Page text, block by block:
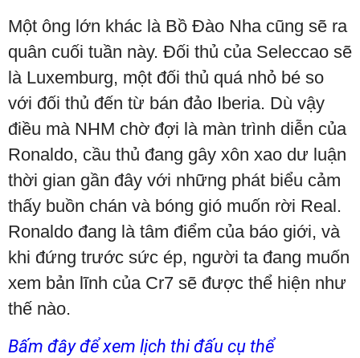
Một ông lớn khác là Bồ Đào Nha cũng sẽ ra
quân cuối tuần này. Đối thủ của Seleccao sẽ
là Luxemburg, một đối thủ quá nhỏ bé so
với đối thủ đến từ bán đảo Iberia. Dù vậy
điều mà NHM chờ đợi là màn trình diễn của
Ronaldo, cầu thủ đang gây xôn xao dư luận
thời gian gần đây với những phát biểu cảm
thấy buồn chán và bóng gió muốn rời Real.
Ronaldo đang là tâm điểm của báo giới, và
khi đứng trước sức ép, người ta đang muốn
xem bản lĩnh của Cr7 sẽ được thể hiện như
thế nào.
Bấm đây để xem lịch thi đấu cụ thể